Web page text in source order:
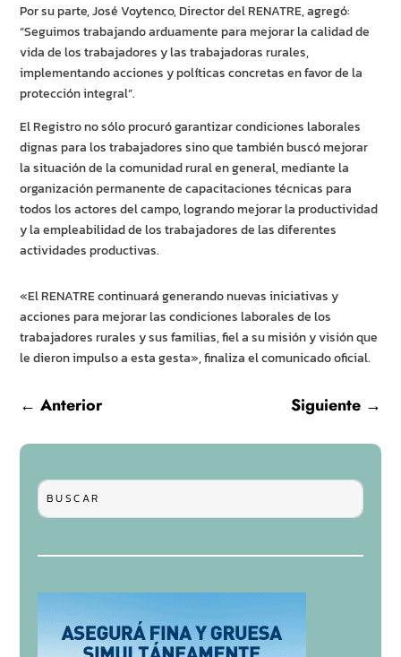
Por su parte, José Voytenco, Director del RENATRE, agregó:
“Seguimos trabajando arduamente para mejorar la calidad de
vida de los trabajadores y las trabajadoras rurales,
implementando acciones y políticas concretas en favor de la
protección integral”.
El Registro no sólo procuró garantizar condiciones laborales
dignas para los trabajadores sino que también buscó mejorar
la situación de la comunidad rural en general, mediante la
organización permanente de capacitaciones técnicas para
todos los actores del campo, logrando mejorar la productividad
y la empleabilidad de los trabajadores de las diferentes
actividades productivas.
«El RENATRE continuará generando nuevas iniciativas y
acciones para mejorar las condiciones laborales de los
trabajadores rurales y sus familias, fiel a su misión y visión que
le dieron impulso a esta gesta», finaliza el comunicado oficial.
←Anterior Siguiente→